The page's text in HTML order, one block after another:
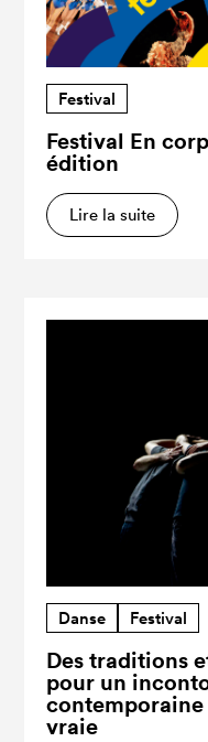
Festival
Festival En
édition
Lire la suite
Danse Festival
Des traditions
pour un
contemporaine
vraie